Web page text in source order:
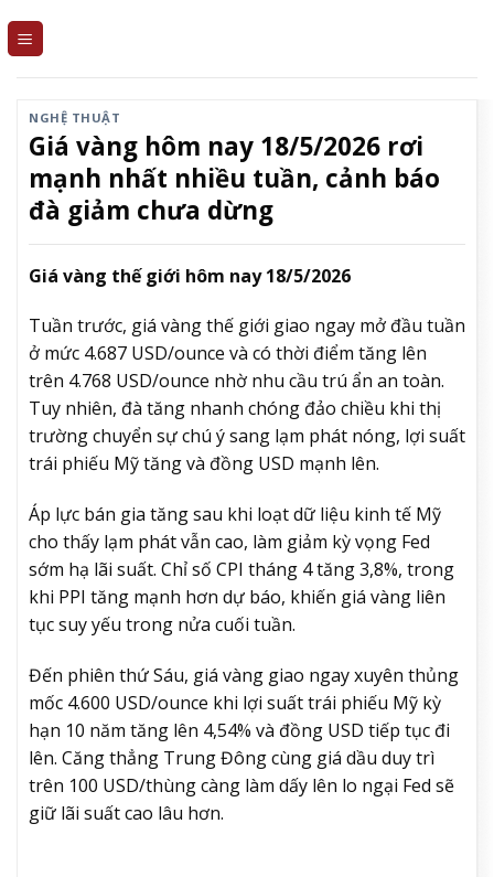
NGHỆ THUẬT
Giá vàng hôm nay 18/5/2026 rơi
mạnh nhất nhiều tuần, cảnh báo
đà giảm chưa dừng
Giá vàng thế giới hôm nay 18/5/2026
Tuần trước, giá vàng thế giới giao ngay mở đầu tuần
ở mức 4.687 USD/ounce và có thời điểm tăng lên
trên 4.768 USD/ounce nhờ nhu cầu trú ẩn an toàn.
Tuy nhiên, đà tăng nhanh chóng đảo chiều khi thị
trường chuyển sự chú ý sang lạm phát nóng, lợi suất
trái phiếu Mỹ tăng và đồng USD mạnh lên.
Áp lực bán gia tăng sau khi loạt dữ liệu kinh tế Mỹ
cho thấy lạm phát vẫn cao, làm giảm kỳ vọng Fed
sớm hạ lãi suất. Chỉ số CPI tháng 4 tăng 3,8%, trong
khi PPI tăng mạnh hơn dự báo, khiến giá vàng liên
tục suy yếu trong nửa cuối tuần.
Đến phiên thứ Sáu, giá vàng giao ngay xuyên thủng
mốc 4.600 USD/ounce khi lợi suất trái phiếu Mỹ kỳ
hạn 10 năm tăng lên 4,54% và đồng USD tiếp tục đi
lên. Căng thẳng Trung Đông cùng giá dầu duy trì
trên 100 USD/thùng càng làm dấy lên lo ngại Fed sẽ
giữ lãi suất cao lâu hơn.